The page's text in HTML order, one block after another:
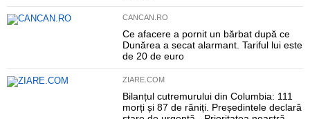
CANCAN.RO
Ce afacere a pornit un bărbat după ce
Dunărea a secat alarmant. Tariful lui este
de 20 de euro
ZIARE.COM
Bilanțul cutremurului din Columbia: 111
morți și 87 de răniți. Președintele declară